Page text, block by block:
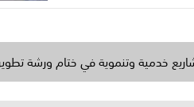
في ختام ورشة تطوير البنية التحتية